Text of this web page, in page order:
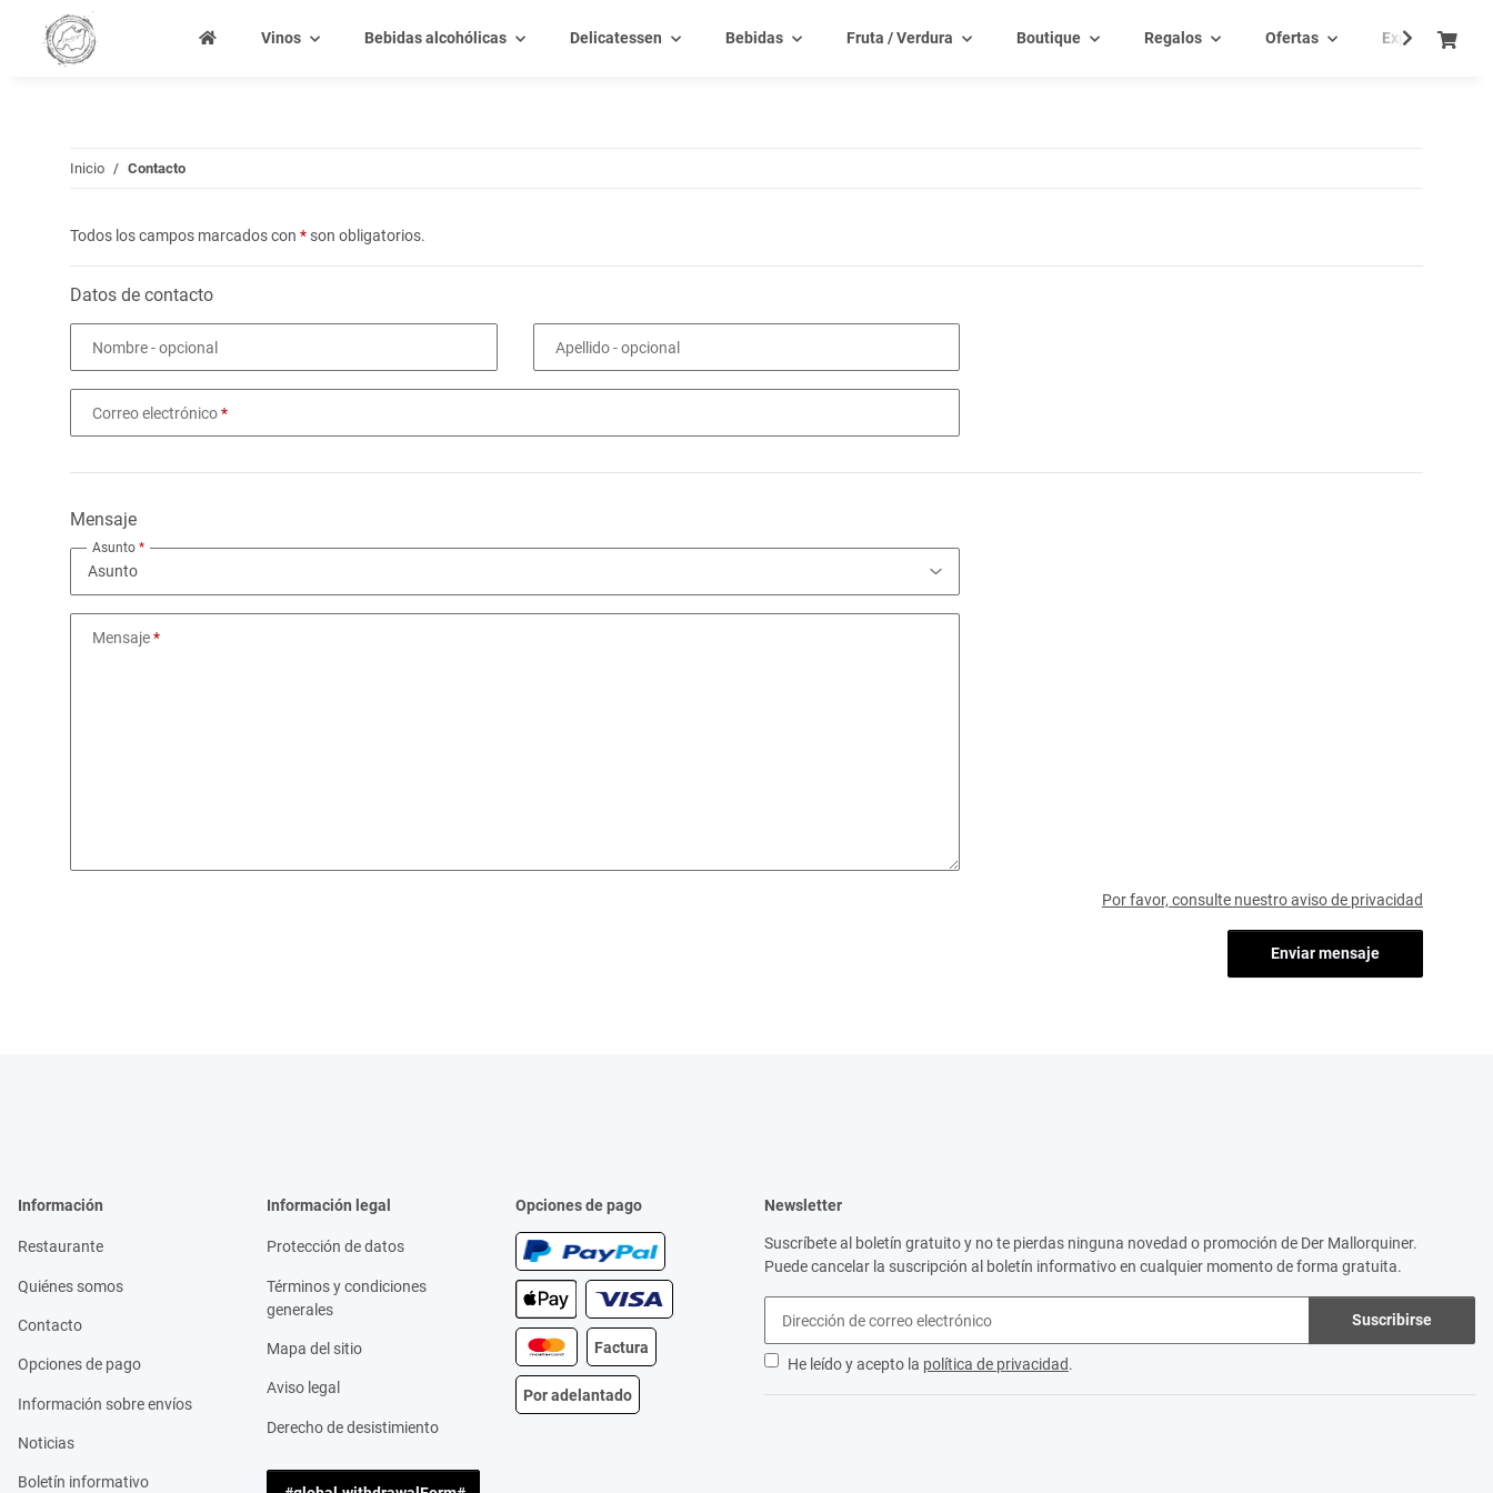
Vinos Bebidas alcohólicas Delicatessen Bebidas Fruta / Verdura Boutique Regalos Ofertas Experiencia -
Inicio Contacto
Todos los campos marcados con * son obligatorios.
Datos de contacto
Nombre- opcional Apellido- opcional
Correo electrónico
Mensaje
Asunto
Mensaje
Por favor, consulte nuestro aviso de privacidad
Enviar mensaje
Información
Restaurante
Quiénes somos
Contacto
Opciones de pago
Información sobre envíos
Noticias
Boletín informativo
Información legal
Protección de datos
Términos y condiciones
generales
Mapa del sitio
Aviso legal
Derecho de desistimiento
Opciones de pago
Factura
Por adelantado
Newsletter
Suscríbete al boletín gratuito y no te pierdas ninguna novedad o promoción de Der Mallorquiner.
Puede cancelar la suscripción al boletín informativo en cualquier momento de forma gratuita.
Suscribirse
He leído y acepto la política de privacidad.